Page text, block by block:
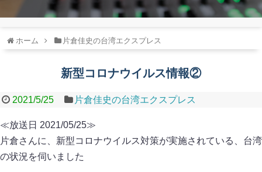
ホーム 片倉佳史の台湾エクスプレス
新型コロナウイルス情報②
2021/5/25 片倉佳史の台湾エクスプレス
≪放送日 2021/05/25≫
片倉さんに、新型コロナウイルス対策が実施されている、台湾
の状況を伺いました